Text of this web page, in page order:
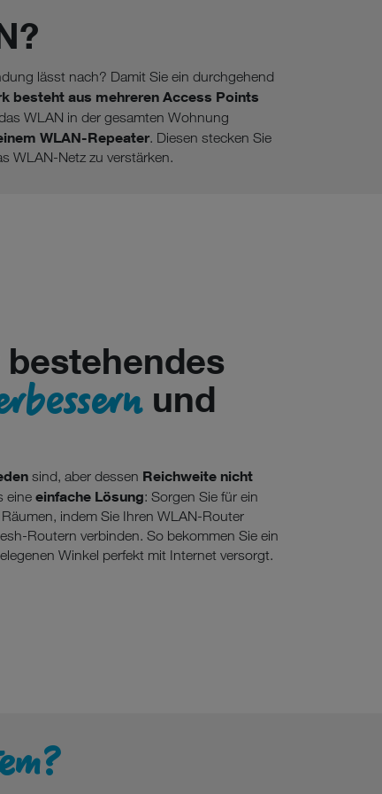
lässt nach? Damit Sie ein durchgehend
besteht aus mehreren Access Points
WLAN in der gesamten Wohnung
WLAN-Repeater. Diesen stecken Sie
WLAN-Netz zu verstärken.
und
sind, aber dessen Reichweite nicht
eine einfache Lösung: Sorgen Sie für ein
indem Sie Ihren WLAN-Router
Routern verbinden. So bekommen Sie ein
Winkel perfekt mit Internet versorgt.